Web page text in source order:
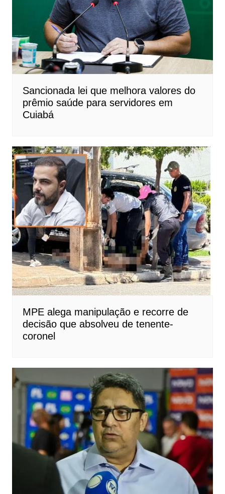
Sancionada lei que melhora valores do
prêmio saúde para servidores em
Cuiabá
MPE alega manipulação e recorre de
decisão que absolveu de tenente-
coronel